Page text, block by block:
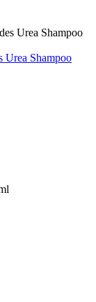
Urea Shampoo